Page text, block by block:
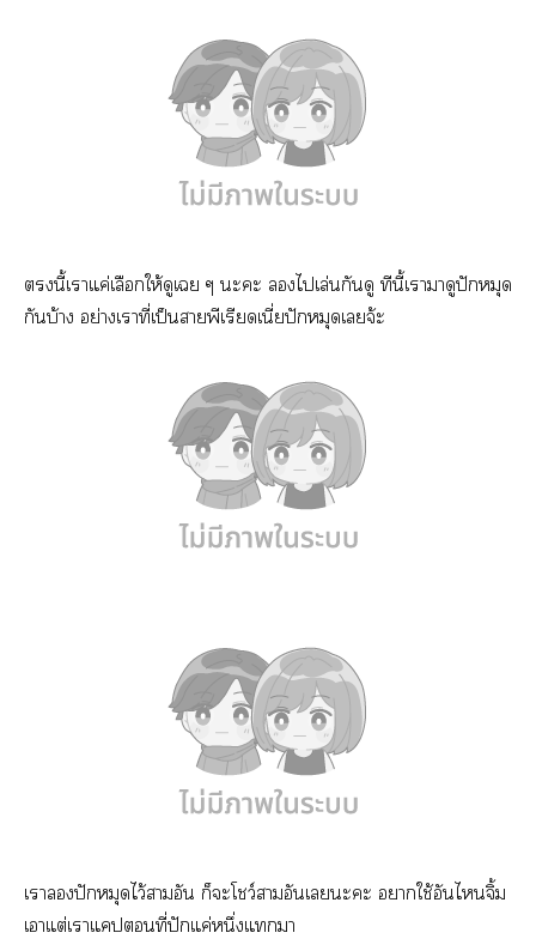
นี้เาแค่เลือกให้ดูเ ๆ ะะ ไเล่นกันดู ทีนี้เามาดูปักหมุด
กันบ้าง อย่างเาที่เป็นาพีเรียดเนี่ยปักหมุดเจ้ะ
เาปักหมุดไว้าอัน ก็ะโชว์าอันเะะ าใช้อันไจิ้ม
เาแต่เาแปที่ปักแค่หนึ่งแา